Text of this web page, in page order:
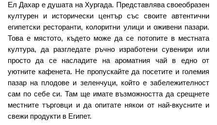
Ел Дахар е душата на Хургада. Представлява своеобразен
културен и исторически център със своите автентични
египетски ресторанти, колоритни улици и оживени пазари.
Това е мястото, където може да се потопите в местната
култура, да разгледате ръчно изработени сувенири или
просто да се насладите на ароматния чай в едно от
уютните кафенета. Не пропускайте да посетите и големия
пазар на плодове и зеленчуци, който е забележителност
сам по себе си. Там ще имате възможността да срещнете
местните търговци и да опитате някои от най-вкусните и
свежи продукти в Египет.